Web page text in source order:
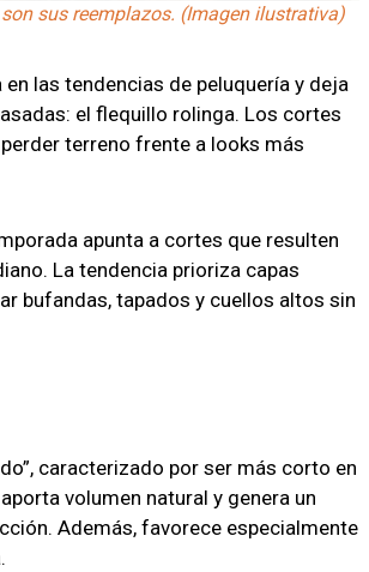
sus reemplazos. (Imagen ilustrativa)
las tendencias de peluquería y deja
el flequillo rolinga. Los cortes
terreno frente a looks más
apunta a cortes que resulten
La tendencia prioriza capas
bufandas, tapados y cuellos altos sin
caracterizado por ser más corto en
volumen natural y genera un
Además, favorece especialmente